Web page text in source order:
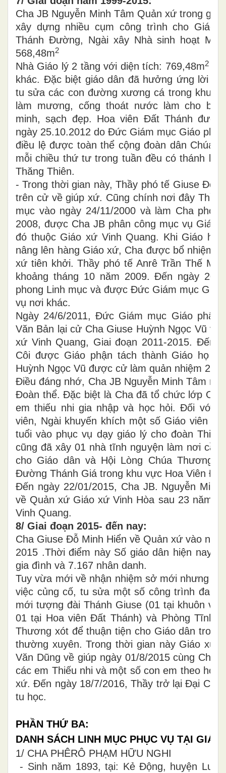
Cha JB Nguyễn Minh Tâm Quản xứ trong giai
xây dựng nhiều cụm công trình cho Giáo
Thánh Đường, Ngài xây Nhà sinh hoạt
568,48m2
Nhà Giáo lý 2 tầng với diện tích: 769,48m2và
khác. Đặc biệt giáo dân đã hưởng ứng lời
tu sửa các con đường xương cá trong khu
làm mương, cống thoát nước làm cho bộ
minh, sạch đẹp. Hoa viên Đất Thánh được
ngày 25.10.2012 do Đức Giám mục Giáo
điều lệ được toàn thể cộng đoàn dân Chúa
mỗi chiều thứ tư trong tuần đều có thánh lễ
Thăng Thiên.
- Trong thời gian này, Thầy phó tế Giuse Đỗ
trên cử về giúp xứ. Cũng chính nơi đây Thầy
mục vào ngày 24/11/2000 và làm Cha phó
2008, được Cha JB phân công mục vụ Giáo
đó thuộc Giáo xứ Vinh Quang. Khi Giáo họ
nâng lên hàng Giáo xứ, Cha được bổ nhiệm
xứ tiên khởi. Thầy phó tế Anrê Trần Thế
khoảng tháng 10 năm 2009. Đến ngày 20/
phong Linh mục và được Đức Giám mục Giáo
vụ nơi khác.
Ngày 24/6/2011, Đức Giám mục Giáo phận
Văn Bản lại cử Cha Giuse Huỳnh Ngọc Vũ về
xứ Vinh Quang, Giai đoạn 2011-2015. Đến
Côi được Giáo phận tách thành Giáo họ
Huỳnh Ngọc Vũ được cử làm quản nhiệm 23/
Điều đáng nhớ, Cha JB Nguyễn Minh Tâm rất
Đoàn thể. Đặc biệt là Cha đã tổ chức lớp Ơn
em thiếu nhi gia nhập và học hỏi. Đối với
viên, Ngài khuyến khích một số Giáo viên
tuổi vào phục vụ dạy giáo lý cho đoàn
cũng đã xây 01 nhà tĩnh nguyện làm nơi cầu
cho Giáo dân và Hội Lòng Chúa Thương
Đường Thánh Giá trong khu vực Hoa Viên
Đến ngày 22/01/2015, Cha JB. Nguyễn
về Quản xứ Giáo xứ Vinh Hòa sau 23 năm
Vinh Quang.
8/ Giai đoạn 2015- đến nay:
Cha Giuse Đỗ Minh Hiển về Quản xứ vào
2015 .Thời điểm này Số giáo dân hiện nay
gia đình và 7.167 nhân danh.
Tuy vừa mới về nhận nhiệm sở mới nhưng
việc củng cố, tu sửa một số công trình đang
mới tượng đài Thánh Giuse (01 tại khuôn
01 tại Hoa viên Đất Thánh) và Phòng Tĩnh
Thương xót để thuận tiện cho Giáo dân trong
thường xuyên. Trong thời gian này Giáo xứ
Văn Dũng về giúp ngày 01/8/2015 cùng Cha
các em Thiếu nhi và một số con em theo học
xứ. Đến ngày 18/7/2016, Thầy trở lại Đại
tu học.
PHẦN THỨ BA:
DANH SÁCH LINH MỤC PHỤC VỤ TẠI
1/ CHA PHÊRÔ PHẠM HỮU NGHI
- Sinh năm 1893, tại: Kẻ Động, huyện